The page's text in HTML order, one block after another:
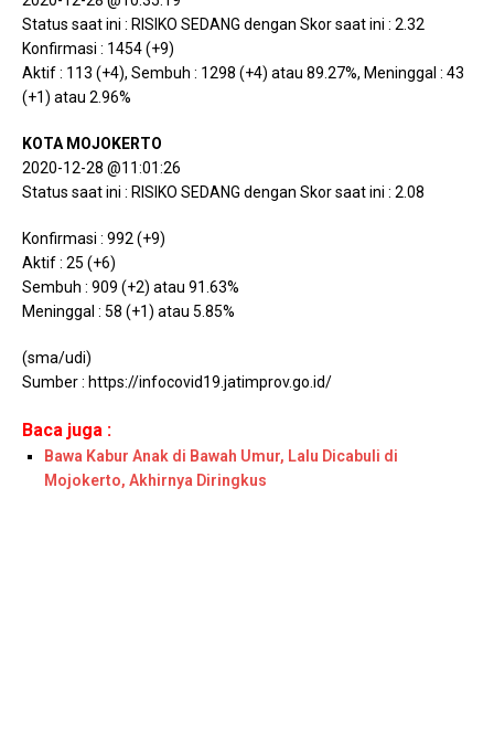
Status saat ini : RISIKO SEDANG dengan Skor saat ini : 2.32
Konfirmasi : 1454 (+9)
Aktif : 113 (+4), Sembuh : 1298 (+4) atau 89.27%, Meninggal : 43
(+1) atau 2.96%
KOTA MOJOKERTO
2020-12-28 @11:01:26
Status saat ini : RISIKO SEDANG dengan Skor saat ini : 2.08
Konfirmasi : 992 (+9)
Aktif : 25 (+6)
Sembuh : 909 (+2) atau 91.63%
Meninggal : 58 (+1) atau 5.85%
(sma/udi)
Sumber : https://infocovid19.jatimprov.go.id/
Baca juga :
Bawa Kabur Anak di Bawah Umur, Lalu Dicabuli di
Mojokerto, Akhirnya Diringkus